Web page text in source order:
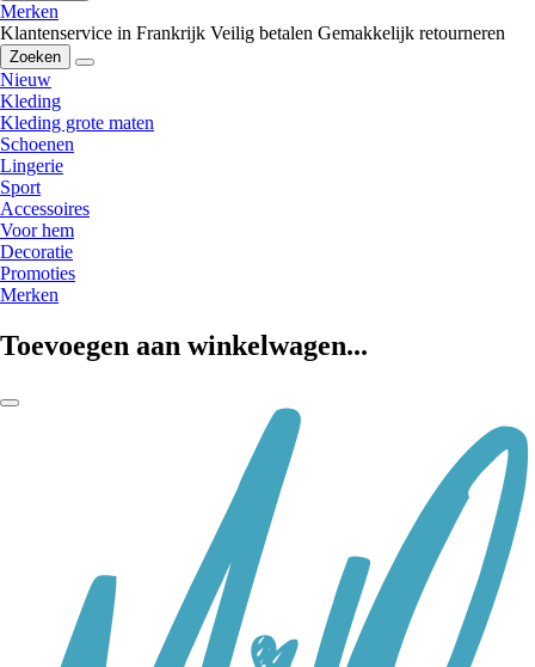
Merken
Klantenservice in Frankrijk Veilig betalen Gemakkelijk retourneren
Zoeken
Nieuw
Kleding
Kleding grote maten
Schoenen
Lingerie
Sport
Accessoires
Voor hem
Decoratie
Promoties
Merken
Toevoegen aan winkelwagen...